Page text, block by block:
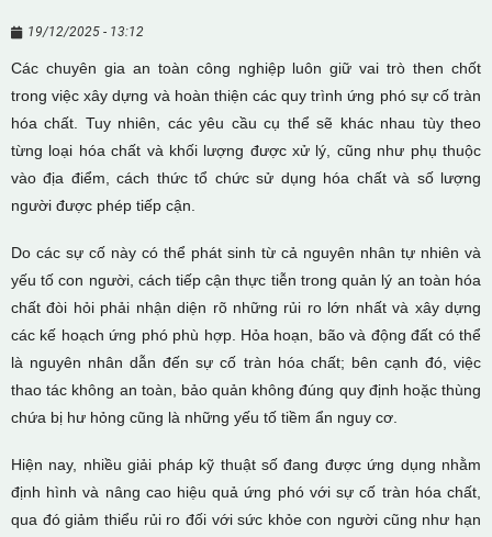
19/12/2025 - 13:12
Các chuyên gia an toàn công nghiệp luôn giữ vai trò then chốt
trong việc xây dựng và hoàn thiện các quy trình ứng phó sự cố tràn
hóa chất. Tuy nhiên, các yêu cầu cụ thể sẽ khác nhau tùy theo
từng loại hóa chất và khối lượng được xử lý, cũng như phụ thuộc
vào địa điểm, cách thức tổ chức sử dụng hóa chất và số lượng
người được phép tiếp cận.
Do các sự cố này có thể phát sinh từ cả nguyên nhân tự nhiên và
yếu tố con người, cách tiếp cận thực tiễn trong quản lý an toàn hóa
chất đòi hỏi phải nhận diện rõ những rủi ro lớn nhất và xây dựng
các kế hoạch ứng phó phù hợp. Hỏa hoạn, bão và động đất có thể
là nguyên nhân dẫn đến sự cố tràn hóa chất; bên cạnh đó, việc
thao tác không an toàn, bảo quản không đúng quy định hoặc thùng
chứa bị hư hỏng cũng là những yếu tố tiềm ẩn nguy cơ.
Hiện nay, nhiều giải pháp kỹ thuật số đang được ứng dụng nhằm
định hình và nâng cao hiệu quả ứng phó với sự cố tràn hóa chất,
qua đó giảm thiểu rủi ro đối với sức khỏe con người cũng như hạn